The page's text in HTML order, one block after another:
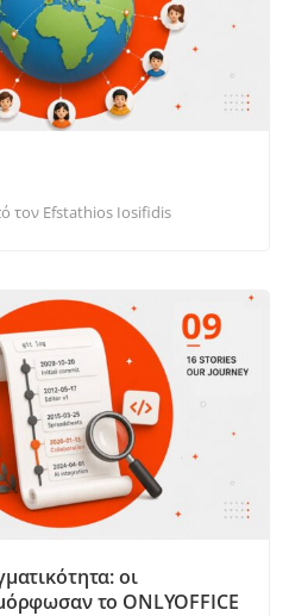
τον Efstathios Iosifidis
οι
το ONLYOFFICE